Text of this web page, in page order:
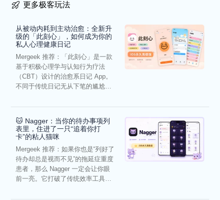
更多极客玩法
从被动内耗到主动治愈：全新升
级的「此刻心」，如何成为你的
私人心理健康日记
Mergeek 推荐：「此刻心」是一款
基于积极心理学与认知行为疗法
（CBT）设计的治愈系日记 App。
不同于传统日记无从下笔的尴尬，
🐱 Nagger：当你的待办事项列
表里，住进了一只“追着你打
卡”的粘人猫咪
Mergeek 推荐：如果你也是“列好了
待办却总是视而不见”的拖延症重度
患者，那么 Nagger 一定会让你眼
前一亮。它打破了传统效率工具冰